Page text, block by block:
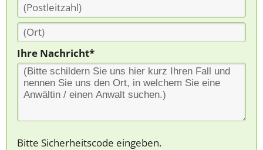
Ihre Nachricht*
Bitte Sicherheitscode eingeben.